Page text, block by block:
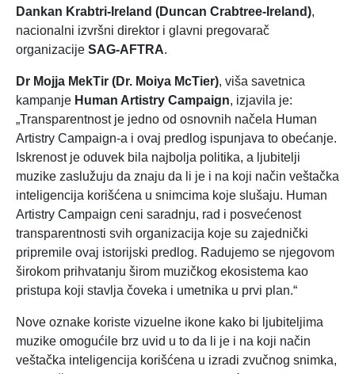
Dankan Krabtri-Ireland (Duncan Crabtree-Ireland),
nacionalni izvršni direktor i glavni pregovarač
organizacije SAG-AFTRA.
Dr Mojja MekTir (Dr. Moiya McTier), viša savetnica
kampanje Human Artistry Campaign, izjavila je:
„Transparentnost je jedno od osnovnih načela Human
Artistry Campaign-a i ovaj predlog ispunjava to obećanje.
Iskrenost je oduvek bila najbolja politika, a ljubitelji
muzike zaslužuju da znaju da li je i na koji način veštačka
inteligencija korišćena u snimcima koje slušaju. Human
Artistry Campaign ceni saradnju, rad i posvećenost
transparentnosti svih organizacija koje su zajednički
pripremile ovaj istorijski predlog. Radujemo se njegovom
širokom prihvatanju širom muzičkog ekosistema kao
pristupa koji stavlja čoveka i umetnika u prvi plan.“
Nove oznake koriste vizuelne ikone kako bi ljubiteljima
muzike omogućile brz uvid u to da li je i na koji način
veštačka inteligencija korišćena u izradi zvučnog snimka,